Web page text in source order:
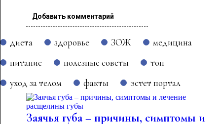
Добавить комментарий
диета здоровье ЗОЖ
медицина
питание
полезные советы
топ
уход за телом
факты эстет портал
Заячья губа – причины, симптомы и